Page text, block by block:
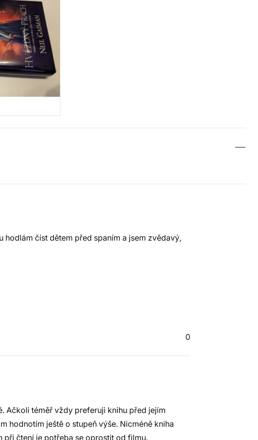
číst dětem před spaním a jsem zvědavý,
0
Ačkoli téměř vždy preferuji knihu před jejím
hodnotím ještě o stupeň výše. Nicméně kniha
při čtení je potřeba se oprostit od filmu.